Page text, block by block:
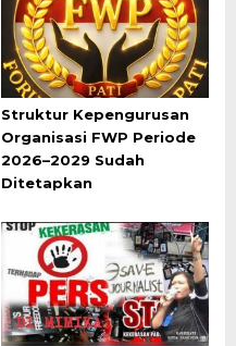
Struktur Kepengurusan
Organisasi FWP Periode
2026–2029 Sudah
Ditetapkan